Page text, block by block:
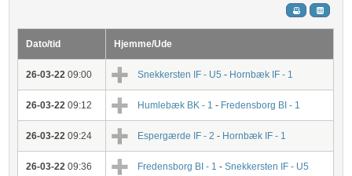
Dato/tid Hjemme/Ude
26-03-22 09:00 Snekkersten IF - U5 - Hornbæk IF - 1
26-03-22 09:12 Humlebæk BK - 1 - Fredensborg BI - 1
26-03-22 09:24 Espergærde IF - 2 - Hornbæk IF - 1
26-03-22 09:36 Fredensborg BI - 1 -Snekkersten IF - U5